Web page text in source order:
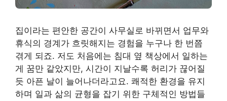
집이라는 편안한 공간이 사무실로 바뀌면서 업무와
휴식의 경계가 흐릿해지는 경험을 누구나 한 번쯤
겪게 되죠. 저도 처음에는 침대 옆 책상에서 일하는
게 꿈만 같았지만, 시간이 지날수록 허리가 끊어질
듯 아픈 날이 늘어나더라고요. 쾌적한 환경을 유지
하며 일과 삶의 균형을 잡기 위한 구체적인 방법들